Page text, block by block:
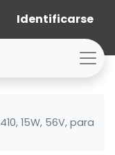
Identificarse
15W, 56V, para